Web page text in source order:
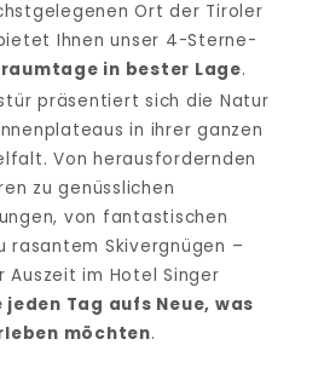
Ort der Tiroler
Ihnen unser 4-Sterne-
in bester Lage.
präsentiert sich die Natur
in ihrer ganzen
Von herausfordernden
zu genüsslichen
von fantastischen
rasantem Skivergnügen –
Auszeit im Hotel Singer
Tag aufs Neue, was
möchten.